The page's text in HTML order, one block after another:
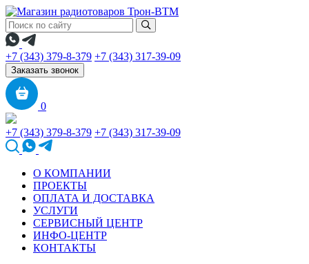
+7 (343) 379-8-379 +7 (343) 317-39-09
Заказать звонок
0
+7 (343) 379-8-379 +7 (343) 317-39-09
О КОМПАНИИ
ПРОЕКТЫ
ОПЛАТА И ДОСТАВКА
УСЛУГИ
СЕРВИСНЫЙ ЦЕНТР
ИНФО-ЦЕНТР
КОНТАКТЫ